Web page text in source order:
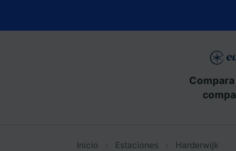
Inicio Estaciones Harderwijk